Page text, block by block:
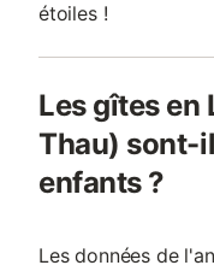
étoiles !
Les gîtes en
Thau) sont-
enfants ?
Les données de